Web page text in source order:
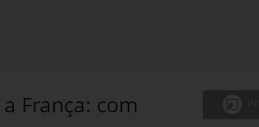
França: com